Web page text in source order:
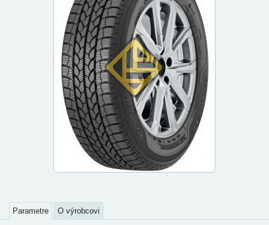
Parametre O výrobcovi